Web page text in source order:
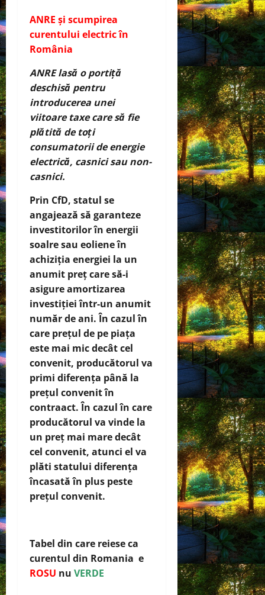
ANRE și scumpirea
curentului electric în
România
ANRE lasă o portiță
deschisă pentru
introducerea unei
viitoare taxe care să fie
plătită de toți
consumatorii de energie
electrică, casnici sau non-
casnici.
Prin CfD, statul se
angajează să garanteze
investitorilor în energii
soalre sau eoliene în
achiziția energiei la un
anumit preț care să-i
asigure amortizarea
investiției într-un anumit
număr de ani. În cazul în
care prețul de pe piața
este mai mic decât cel
convenit, producătorul va
primi diferența până la
prețul convenit în
contraact. În cazul în care
producătorul va vinde la
un preț mai mare decât
cel convenit, atunci el va
plăti statului diferența
încasată în plus peste
prețul convenit.
Tabel din care reiese ca
curentul din Romania e
ROSU nu VERDE